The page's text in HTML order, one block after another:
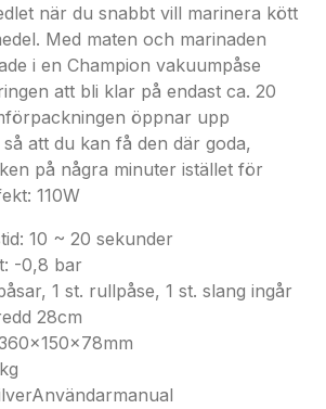
när du snabbt vill marinera kött
Med maten och marinaden
i en Champion vakuumpåse
att bli klar på endast ca. 20
öppnar upp
att du kan få den där goda,
på några minuter istället för
110W
10 ~ 20 sekunder
-0,8 bar
1 st. rullpåse, 1 st. slang ingår
28cm